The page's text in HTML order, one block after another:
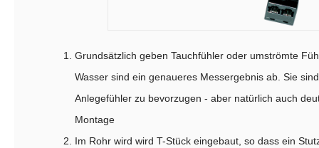
Grundsätzlich geben Tauchfühler oder umströmte
Wasser sind ein genaueres Messergebnis ab. Sie
Anlegefühler zu bevorzugen - aber natürlich auch
Montage
Im Rohr wird wird T-Stück eingebaut, so dass ein